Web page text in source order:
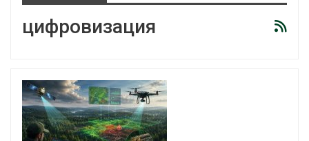
цифровизация